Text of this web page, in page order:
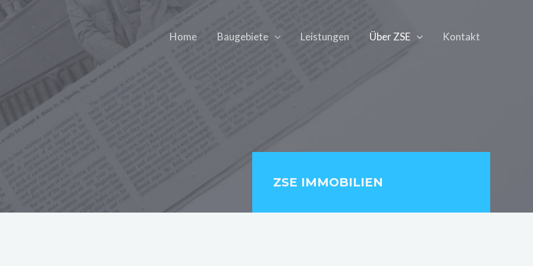
Home Baugebiete Leistungen Über ZSE Kontakt
ZSE IMMOBILIEN